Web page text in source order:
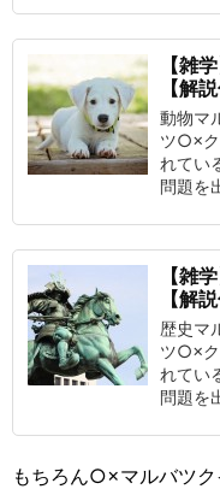
【雑
【解
動物マ
ツ○×ク
れてい
問題を
【雑
【解
歴史マ
ツ○×ク
れてい
問題を
もちろん○×マルバツ